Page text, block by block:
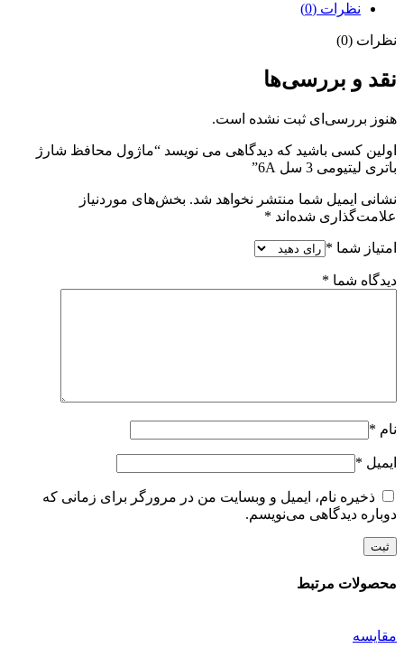
نظرات (0)
نظرات (0)
نقد و بررسی‌ها
هنوز بررسی‌ای ثبت نشده است.
اولین کسی باشید که دیدگاهی می نویسد “ماژول محافظ شارژ
باتری لیتیومی 3 سل 6A”
نشانی ایمیل شما منتشر نخواهد شد. بخش‌های موردنیاز
علامت‌گذاری شده‌اند *
امتیاز شما *
دیدگاه شما *
نام *
ایمیل *
ذخیره نام، ایمیل و وبسایت من در مرورگر برای زمانی که
دوباره دیدگاهی می‌نویسم.
محصولات مرتبط
مقايسه